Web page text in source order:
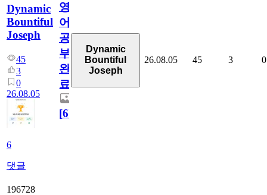
Dynamic
Bountiful
Joseph
45
3
0
26.08.05
6
댓글
영
어
공
부
완
료
[6]
Dynamic
Bountiful
Joseph
26.08.05 45 3 0
196728